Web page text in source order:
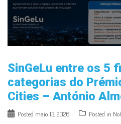
SinGeLu entre os 5
categorias do
Cities – António
Posted maio 13, 2026 Posted in